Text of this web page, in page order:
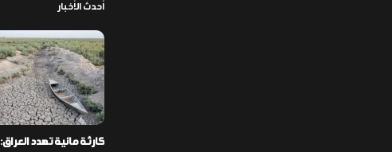
أحدث الأخبار
كارثة مائية تهدد العراق: